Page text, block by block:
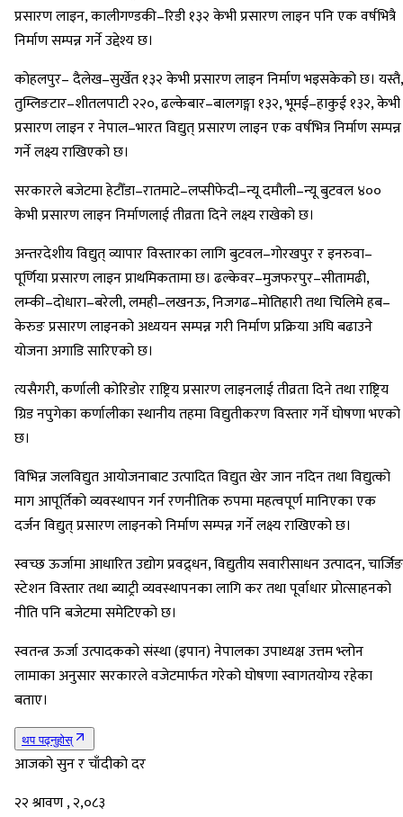
प्रसारण लाइन, कालीगण्डकी–रिडी १३२ केभी प्रसारण लाइन पनि एक वर्षभित्रै
निर्माण सम्पन्न गर्ने उद्देश्य छ।
कोहलपुर– दैलेख–सुर्खेत १३२ केभी प्रसारण लाइन निर्माण भइसकेको छ। यस्तै,
तुम्लिङटार–शीतलपाटी २२०, ढल्केबार–बालगङ्गा १३२, भूमई–हाकुई १३२, केभी
प्रसारण लाइन र नेपाल–भारत विद्युत् प्रसारण लाइन एक वर्षभित्र निर्माण सम्पन्न
गर्ने लक्ष्य राखिएको छ।
सरकारले बजेटमा हेटौँडा–रातमाटे–लप्सीफेदी–न्यू दमौली–न्यू बुटवल ४००
केभी प्रसारण लाइन निर्माणलाई तीव्रता दिने लक्ष्य राखेको छ।
अन्तरदेशीय विद्युत् व्यापार विस्तारका लागि बुटवल–गोरखपुर र इनरुवा–
पूर्णिया प्रसारण लाइन प्राथमिकतामा छ। ढल्केवर–मुजफरपुर–सीतामढी,
लम्की–दोधारा–बरेली, लमही–लखनऊ, निजगढ–मोतिहारी तथा चिलिमे हब–
केरुङ प्रसारण लाइनको अध्ययन सम्पन्न गरी निर्माण प्रक्रिया अघि बढाउने
योजना अगाडि सारिएको छ।
त्यसैगरी, कर्णाली कोरिडोर राष्ट्रिय प्रसारण लाइनलाई तीव्रता दिने तथा राष्ट्रिय
ग्रिड नपुगेका कर्णालीका स्थानीय तहमा विद्युतीकरण विस्तार गर्ने घोषणा भएको
छ।
विभिन्न जलविद्युत आयोजनाबाट उत्पादित विद्युत खेर जान नदिन तथा विद्युत्को
माग आपूर्तिको व्यवस्थापन गर्न रणनीतिक रुपमा महत्वपूर्ण मानिएका एक
दर्जन विद्युत् प्रसारण लाइनको निर्माण सम्पन्न गर्ने लक्ष्य राखिएको छ।
स्वच्छ ऊर्जामा आधारित उद्योग प्रवद्र्धन, विद्युतीय सवारीसाधन उत्पादन, चार्जिङ
स्टेशन विस्तार तथा ब्याट्री व्यवस्थापनका लागि कर तथा पूर्वाधार प्रोत्साहनको
नीति पनि बजेटमा समेटिएको छ।
स्वतन्त्र ऊर्जा उत्पादकको संस्था (इपान) नेपालका उपाध्यक्ष उत्तम भ्लोन
लामाका अनुसार सरकारले वजेटमार्फत गरेको घोषणा स्वागतयोग्य रहेका
बताए।
थप पढ्नुहोस्
आजको सुन र चाँदीको दर
२२ श्रावण , २,०८३